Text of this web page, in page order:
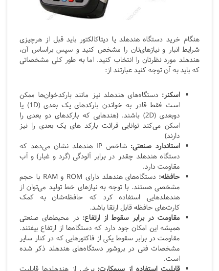
هنگام خرید دستگاه هندهلد یا دیتاکالکتور باید قبل از هرچیزی
شرایط انبار و نیازهای‌تان را مشخص کنید و سپس براساس آن،
هندهلد مورد نظرتان را انتخاب کنید. اما به طور کلی مشخصاتی
که باید به آن توجه کنید عبارتند از:
اسکنر: دستگاه‌های هندهلد نیز مانند بارکدخوان‌ها ممکن
است فقط قادر به خواندن بارکدهای یک بعدی (1D) یا
دوبعدی (2D) باشند. (هندهایی که بارکدهای دو بعدی را
اسکن می‌کند توانایی قرائت بارکد های یک بعدی را نیز
دارند)
استاندارد صنعتی:
شاخص IP هندهلد نشان می‌دهد که
دستگاه هندهلد چقدر در برابر آلودگی (گرد و غبار) و آب
مقاومت دارد.
حافظه:
دستگاه‌های هندهلد دارای ROM و RAM با حجم
مشخصی هستند. با توجه به نیازهای خط تولید می‌توان از
هندهلدهایی استفاده کرد که حافظه‌شان به کمک
کارت‌های حافظه قابل ارتقا باشد.
مقاومت در برابر سقوط از ارتفاع: در محیط‌های صنعتی
همیشه این امکان جود دارد که دستگاه‌ها از ارتفاع بیفتند.
مقاومت در برابر سقوط یکی از فاکتورهایی که در کنار سایر
مشخصات فنی در بروشور دستگاه‎‌های هندهلد ذکر شده
است.